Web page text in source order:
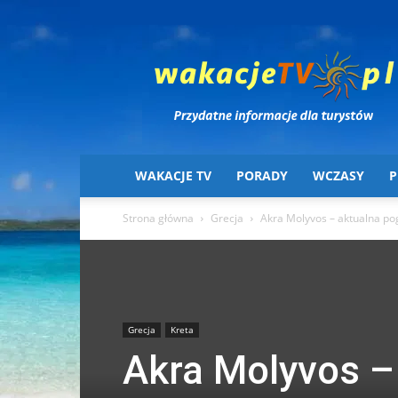
Wakacje
TV
WAKACJE TV PORADY WCZASY
Strona główna Grecja Akra Molyvos – aktualna
Grecja Kreta
Akra Molyvos